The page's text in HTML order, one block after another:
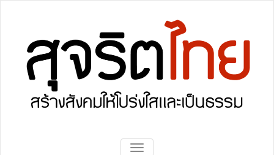
Sujaritthai
Sujaritthai
TOGGLE NAVIGATION